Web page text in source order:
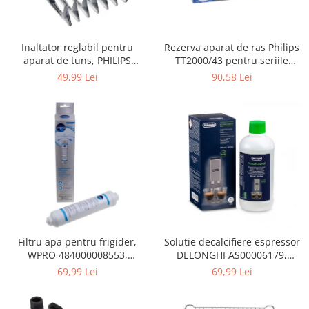
Gaming, Carti & Birotica
Birotica & Papetarie
Console, Jocuri & Accesorii
Ingrijire personala & Cosmetice
Accesorii aparate hair styling
Aparate & Accesorii ingrijire
personala
Aparate cosmetice
Articole Sanatate si Wellness
Consumabile sanitare
Cosmetice si produse ingrijire
personala
Igiena dentara
Jucarii, Copii & Bebe
Camera copilului
Hrana bebelusi
Inaltator reglabil pentru
aparat de tuns, PHILIPS
422203633281, 3-15 mm,
49,99 Lei
Rezerva aparat de ras Philips
TT2000/43 pentru seriile
Bodygroom 3000/5000/7000 si
90,58 Lei
Filtru apa pentru frigider,
WPRO 484000008553,
compatibil cu Samsung, AEG,
69,99 Lei
Solutie decalcifiere espressor
DELONGHI AS00006179,
DLSC500, 500 ml
69,99 Lei